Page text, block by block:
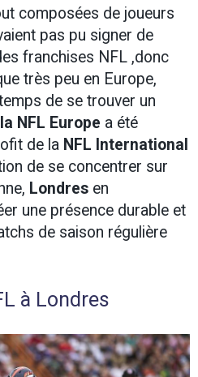
composées de joueurs
pas pu signer de
franchises NFL ,donc
très peu en Europe,
de se trouver un
la NFL Europe a été
de la NFL International
de se concentrer sur
Londres en
une présence durable et
de saison régulière
à Londres